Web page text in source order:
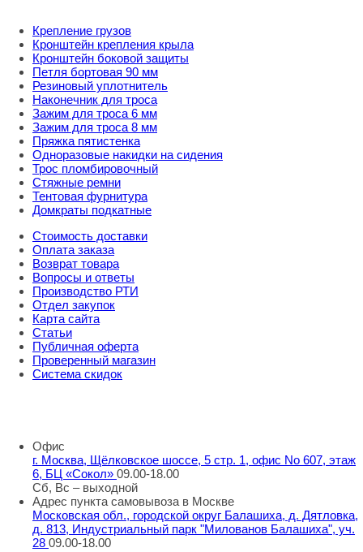
Крепление грузов
Кронштейн крепления крыла
Кронштейн боковой защиты
Петля бортовая 90 мм
Резиновый уплотнитель
Наконечник для троса
Зажим для троса 6 мм
Зажим для троса 8 мм
Пряжка пятистенка
Одноразовые накидки на сидения
Трос пломбировочный
Стяжные ремни
Тентовая фурнитура
Домкраты подкатные
Стоимость доставки
Оплата заказа
Возврат товара
Вопросы и ответы
Производство РТИ
Отдел закупок
Карта сайта
Статьи
Публичная оферта
Проверенный магазин
Система скидок
Офис
г. Москва, Щёлковское шоссе, 5 стр. 1, офис No 607, этаж
6, БЦ «Сокол» 09.00-18.00
Сб, Вс – выходной
Адрес пункта самовывоза в Москве
Московская обл., городской округ Балашиха, д. Дятловка,
д. 813, Индустриальный парк "Милованов Балашиха", уч.
28 09.00-18.00